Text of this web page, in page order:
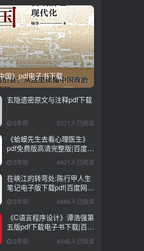
国》pdf电子书下载
玄隐遗密原文与注释pdf下载
2年前 5371人已阅读
《蛤蟆先生去看心理医生》
pdf免费版高清完整版|百度网
盘下载
2年前 4921人已阅读
在峡江的转弯处:陈行甲人生
笔记电子版下载pdf|百度网盘
下载
2年前 4886人已阅读
《C语言程序设计》谭浩强第
五版pdf下载电子书下载|百度
网盘下载
2年前 4545人已阅读